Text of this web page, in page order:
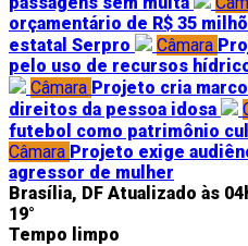
orçamentário de R$ 35
estatal Serpro
Câmara
pelo uso de recursos
Câmara Projeto cria
direitos da pessoa idosa
futebol como patrimônio
Câmara Projeto exige
agressor de mulher
Brasília, DF Atualizado às
19°
Tempo limpo